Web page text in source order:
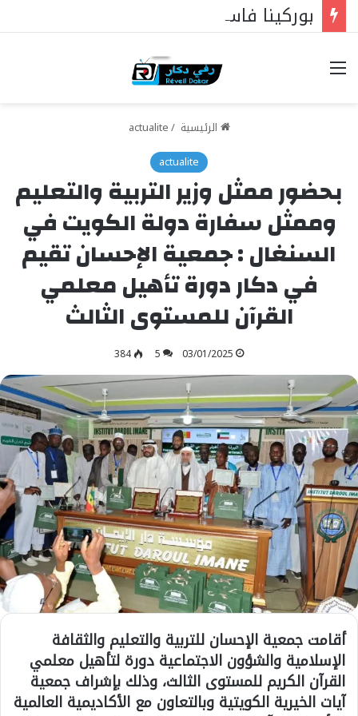
خيارات
الرئيسية /
actualite
actualite
بحضور ممثل وزير التربية والتعليم
وممثل سفارة دولة الكويت في
السنغال : جمعية الإحسان تقيم
في دكار دورة تأهيل معلمي
القرآن للمستوى الثالث
03/01/2025
5
384
أقامت جمعية الإحسان للتربية والتعليم والثقافة
الإسلامية والشؤون الاجتماعية دورة لتأهيل معلمي
القرآن الكريم للمستوى الثالث، وذلك بإشراف جمعية
آيات الخيرية الكويتية وبالتعاون مع الأكاديمية العالمية